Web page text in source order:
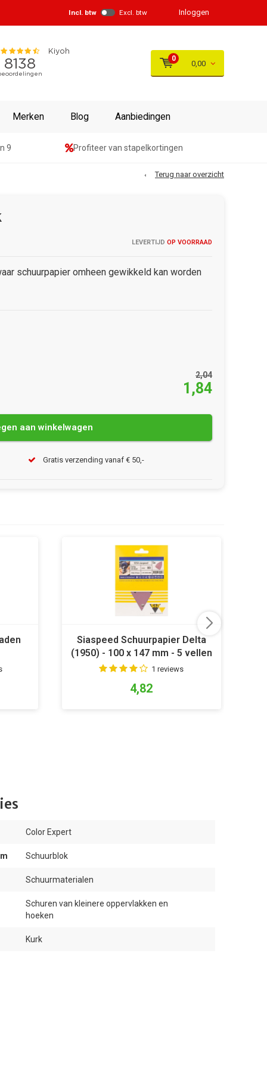
Incl. btw Excl. btw Inloggen
0
0,00
Merken Blog Aanbiedingen
9 Profiteer van stapelkortingen
Terug naar overzicht
LEVERTIJD OP VOORRAAD
schuurpapier omheen gewikkeld kan worden
2,04
1,84
aan winkelwagen
Gratis verzending vanaf € 50,-
Siaspeed Schuurpapier Delta
(1950) - 100 x 147 mm - 5 vellen
1 reviews
4,82
Color Expert
Schuurblok
Schuurmaterialen
Schuren van kleinere oppervlakken en
hoeken
Kurk